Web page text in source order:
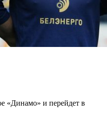
«Динамо» и перейдет в